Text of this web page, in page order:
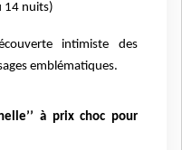
14 nuits)
intimiste des
emblématiques.
à prix choc pour